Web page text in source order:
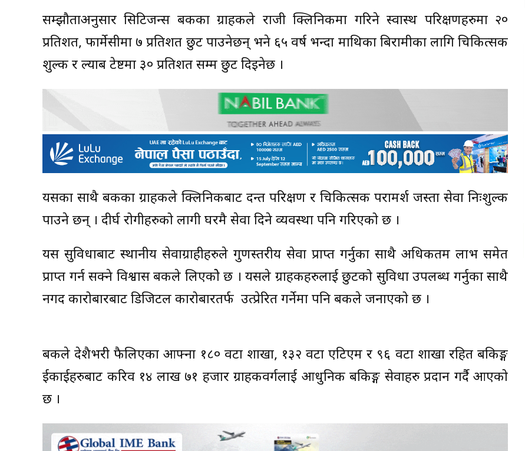
सम्झौताअनुसार सिटिजन्स बैंकका ग्राहकले राजी क्लिनिकमा गरिने स्वास्थ परिक्षणहरुमा २०
प्रतिशत, फार्मेसीमा ७ प्रतिशत छुट पाउनेछन् भने ६५ वर्ष भन्दा माथिका बिरामीका लागि चिकित्सक
शुल्क र ल्याब टेष्टमा ३० प्रतिशत सम्म छुट दिइनेछ ।
यसका साथै बैंकका ग्राहकले क्लिनिकबाट दन्त परिक्षण र चिकित्सक परामर्श जस्ता सेवा निःशुल्क
पाउने छन् । दीर्घ रोगीहरुको लागी घरमै सेवा दिने व्यवस्था पनि गरिएको छ ।
यस सुविधाबाट स्थानीय सेवाग्राहीहरुले गुणस्तरीय सेवा प्राप्त गर्नुका साथै अधिकतम लाभ समेत
प्राप्त गर्न सक्ने विश्वास बैंकले लिएकोे छ । यसले ग्राहकहरुलाई छुटको सुविधा उपलब्ध गर्नुका साथै
नगद कारोबारबाट डिजिटल कारोबारतर्फ उत्प्रेरित गर्नेमा पनि बैंकले जनाएको छ ।
बैंकले देशैभरी फैलिएका आफ्ना १८० वटा शाखा, १३२ वटा एटिएम र ९६ वटा शाखा रहित बैंकिङ्ग
ईकाईहरुबाट करिव १४ लाख ७१ हजार ग्राहकवर्गलाई आधुनिक बैंकिङ्ग सेवाहरु प्रदान गर्दै आएको
छ ।